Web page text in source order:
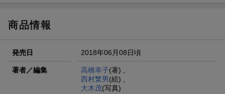
商品情報
発売日 2018年06月08日頃
著者／編集 高橋幸子(著) ,
西村繁男(絵) ,
大木茂(写真)